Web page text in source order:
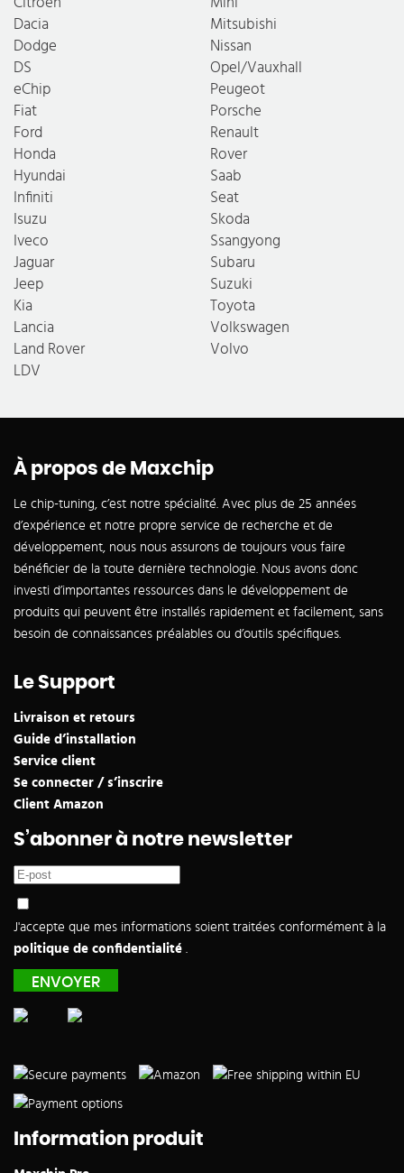
Dacia
Dodge
DS
eChip
Fiat
Ford
Honda
Hyundai
Infiniti
Isuzu
Iveco
Jaguar
Jeep
Kia
Lancia
Land Rover
LDV
Mitsubishi
Nissan
Opel/Vauxhall
Peugeot
Porsche
Renault
Rover
Saab
Seat
Skoda
Ssangyong
Subaru
Suzuki
Toyota
Volkswagen
Volvo
À propos de Maxchip
Le chip-tuning, c’est notre spécialité. Avec plus de 25 années
d’expérience et notre propre service de recherche et de
développement, nous nous assurons de toujours vous faire
bénéficier de la toute dernière technologie. Nous avons donc
investi d’importantes ressources dans le développement de
produits qui peuvent être installés rapidement et facilement, sans
besoin de connaissances préalables ou d’outils spécifiques.
Le Support
Livraison et retours
Guide d’installation
Service client
Se connecter / s’inscrire
Client Amazon
S’abonner à notre newsletter
J'accepte que mes informations soient traitées conformément à la
politique de confidentialité .
Information produit